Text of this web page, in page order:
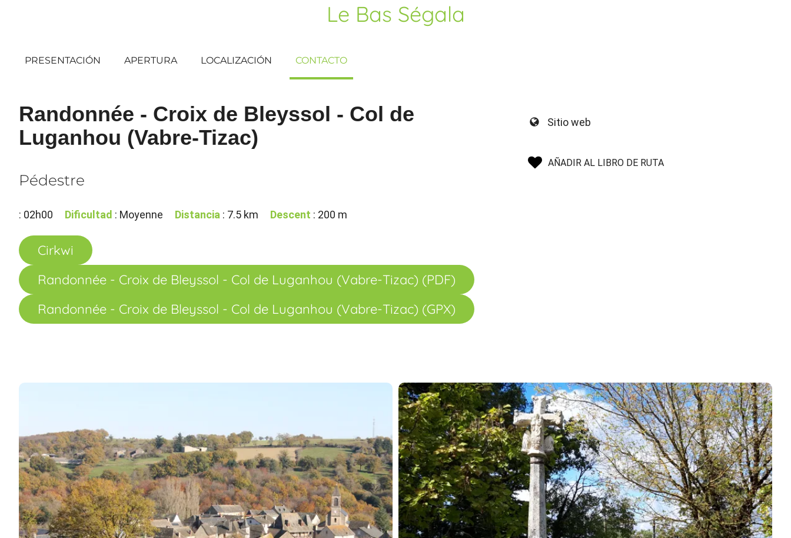
Le Bas Ségala
PRESENTACIÓN APERTURA LOCALIZACIÓN CONTACTO
Randonnée - Croix de Bleyssol - Col de
Luganhou (Vabre-Tizac)
Pédestre
: 02h00 Dificultad : Moyenne Distancia : 7.5 km Descent : 200 m
Cirkwi
Randonnée - Croix de Bleyssol - Col de Luganhou (Vabre-Tizac) (PDF)
Randonnée - Croix de Bleyssol - Col de Luganhou (Vabre-Tizac) (GPX)
Sitio web
AÑADIR AL LIBRO DE RUTA